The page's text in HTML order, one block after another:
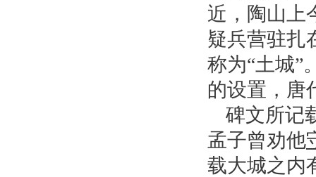
近，陶山上
疑兵营驻扎
称为“土城”
的设置，唐
碑文所记
孟子曾劝他
载大城之内